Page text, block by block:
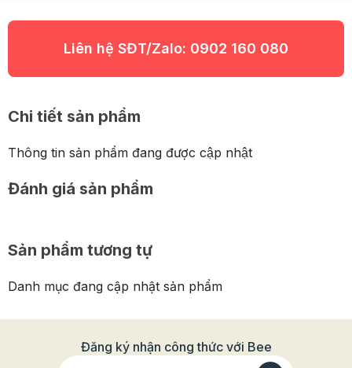
Liên hệ SĐT/Zalo: 0902 160 080
Chi tiết sản phẩm
Thông tin sản phẩm đang được cập nhật
Đánh giá sản phẩm
Sản phẩm tương tự
Danh mục đang cập nhật sản phẩm
Đăng ký nhận công thức với Bee